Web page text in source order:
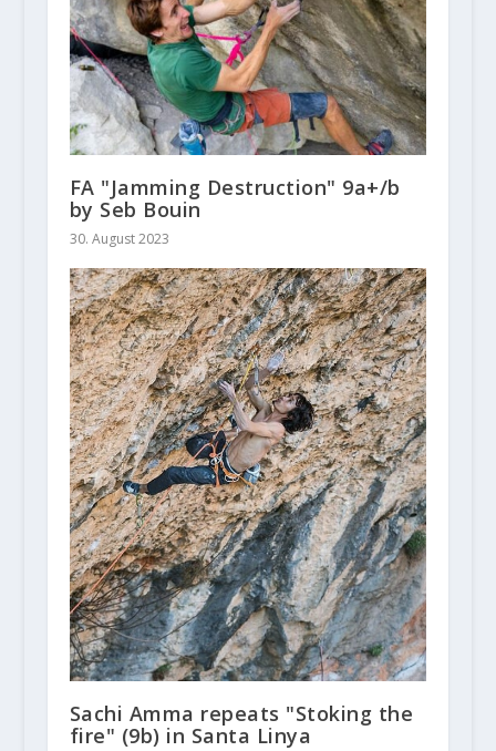
FA "Jamming Destruction" 9a+/b
by Seb Bouin
30. August 2023
Sachi Amma repeats "Stoking the
fire" (9b) in Santa Linya